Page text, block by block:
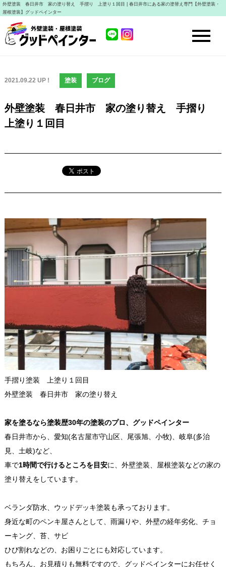
外壁塗装 春日井市 家の塗り替え 手摺り 上塗り１回目 | 春日井市にある家の塗替え専門【外壁塗装・
屋根塗装】グッドペインター
2021.09.22 UP ! 塗装 ブログ
外壁塗装 春日井市 家の塗り替え 手摺り
上塗り１回目
手摺り塗装 上塗り１回目
外壁塗装 春日井市 家の塗り替え
家を塗るなら塗装歴30年の塗装のプロ、グッドペインター
春日井市から、愛知(名古屋市守山区、尾張旭、小牧)、岐阜(多治
見、土岐)など、
車で1時間で行けるところを目安に、外壁塗装、屋根塗装などの家の
塗り替えをしています。
ベランダ防水、ウッドデッキ塗装も承っております。
身近な町のペンキ屋さんとして、雨漏りや、外壁の経年劣化、チョ
ーキング、苔、サビ
ひび割れなどの、お困りごとにも対応しています。
もちろん、お見積りも無料ですので、グッドペインターにお任せく